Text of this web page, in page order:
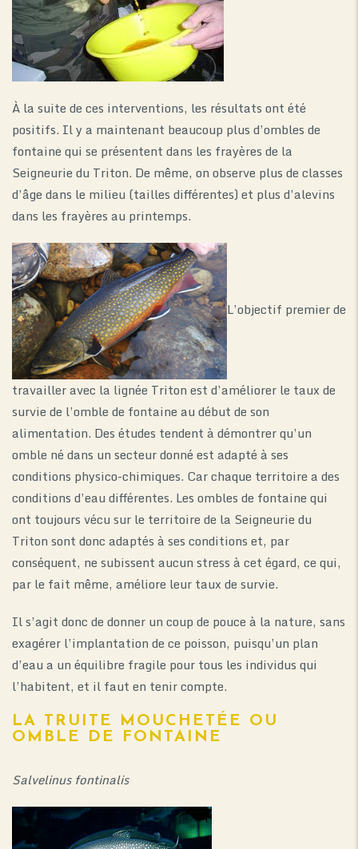
À la suite de ces interventions, les résultats ont été
positifs. Il y a maintenant beaucoup plus d’ombles de
fontaine qui se présentent dans les frayères de la
Seigneurie du Triton. De même, on observe plus de classes
d’âge dans le milieu (tailles différentes) et plus d’alevins
dans les frayères au printemps.
L’objectif premier de
travailler avec la lignée Triton est d’améliorer le taux de
survie de l’omble de fontaine au début de son
alimentation. Des études tendent à démontrer qu’un
omble né dans un secteur donné est adapté à ses
conditions physico-chimiques. Car chaque territoire a des
conditions d’eau différentes. Les ombles de fontaine qui
ont toujours vécu sur le territoire de la Seigneurie du
Triton sont donc adaptés à ses conditions et, par
conséquent, ne subissent aucun stress à cet égard, ce qui,
par le fait même, améliore leur taux de survie.
Il s’agit donc de donner un coup de pouce à la nature, sans
exagérer l’implantation de ce poisson, puisqu’un plan
d’eau a un équilibre fragile pour tous les individus qui
l’habitent, et il faut en tenir compte.
LA TRUITE MOUCHETÉE OU
OMBLE DE FONTAINE
Salvelinus fontinalis